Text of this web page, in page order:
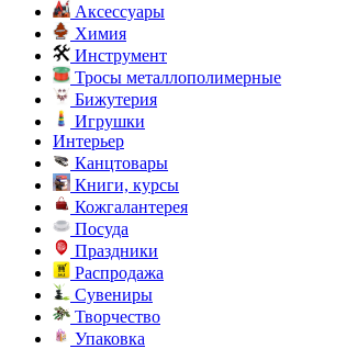
Аксессуары
Химия
Инструмент
Тросы металлополимерные
Бижутерия
Игрушки
Интерьер
Канцтовары
Книги, курсы
Кожгалантерея
Посуда
Праздники
Распродажа
Сувениры
Творчество
Упаковка